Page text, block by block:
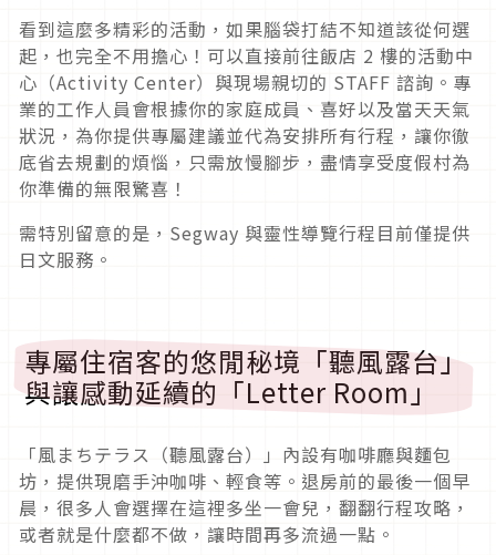
看到這麼多精彩的活動，如果腦袋打結不知道該從何選
起，也完全不用擔心！可以直接前往飯店 2 樓的活動中
心（Activity Center）與現場親切的 STAFF 諮詢。專
業的工作人員會根據你的家庭成員、喜好以及當天天氣
狀況，為你提供專屬建議並代為安排所有行程，讓你徹
底省去規劃的煩惱，只需放慢腳步，盡情享受度假村為
你準備的無限驚喜！
需特別留意的是，Segway 與靈性導覽行程目前僅提供
日文服務。
專屬住宿客的悠閒秘境「聽風露台」
與讓感動延續的「Letter Room」
「風まちテラス（聽風露台）」內設有咖啡廳與麵包
坊，提供現磨手沖咖啡、輕食等。退房前的最後一個早
晨，很多人會選擇在這裡多坐一會兒，翻翻行程攻略，
或者就是什麼都不做，讓時間再多流過一點。